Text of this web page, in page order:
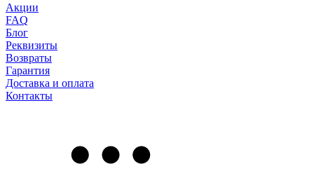
Акции
FAQ
Блог
Реквизиты
Возвраты
Гарантия
Доставка и оплата
Контакты